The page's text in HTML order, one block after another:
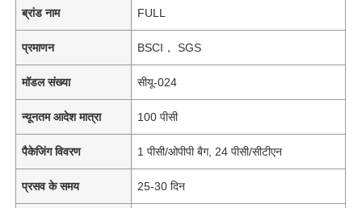
ब्रांड नाम FULL
प्रमाणन BSCI， SGS
मॉडल संख्या सीयू-024
न्यूनतम आदेश मात्रा 100 पीसी
पैकेजिंग विवरण 1 पीसी/ओपीपी बैग, 24 पीसी/सीटीएन
प्रसव के समय 25-30 दिन